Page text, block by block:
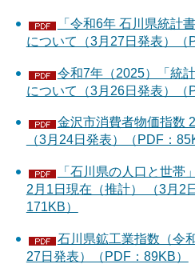
「令和6年 石川県統計
について（3月27日発表）（
令和7年（2025）「統
について（3月26日発表）（
金沢市消費者物価指数
（3月24日発表）（PDF：
「石川県の人口と世
2月1日現在（推計） （3月2
171KB）
石川県鉱工業指数（令
27日発表）（PDF：89KB）